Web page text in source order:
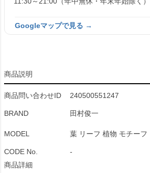
Googleマップで見る →
商品説明
商品問い合わせID 240500551247
BRAND 田村俊一
MODEL 葉 リーフ 植物 モチーフ
CODE No.
-
商品詳細